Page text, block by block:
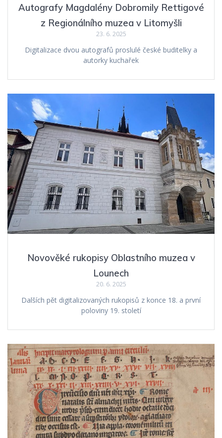
Autografy Magdalény Dobromily Rettigové
z Regionálního muzea v Litomyšli
23. 6. 2025
Digitalizace dvou autografů proslulé české buditelky a
autorky kuchařek
Novověké rukopisy Oblastního muzea v
Lounech
20. 6. 2025
Dalších pět digitalizovaných rukopisů z konce 18. a první
poloviny 19. století